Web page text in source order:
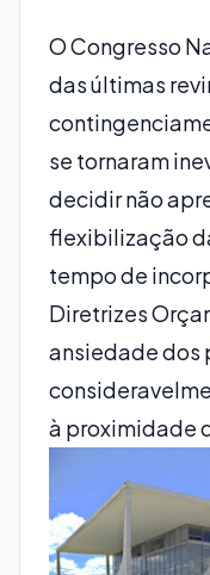
O Congresso
das últimas
se tornaram
decidir não
flexibilização
tempo de
Diretrizes
ansiedade dos
à proximidade